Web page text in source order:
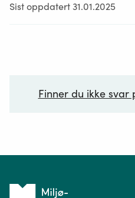
Sist oppdatert 31.01.2025
Finner du ikke
Tilbake